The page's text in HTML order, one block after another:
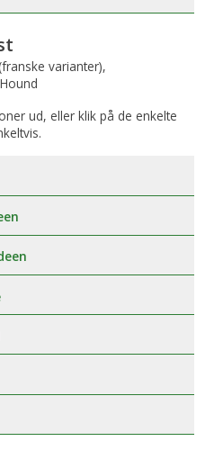
varianter),
ud, eller klik på de enkelte